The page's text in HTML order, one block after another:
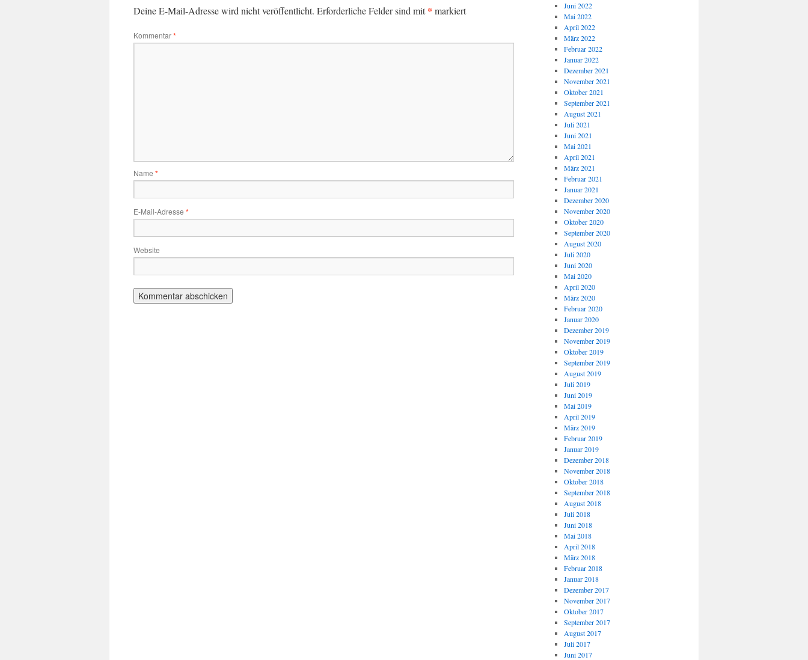
Deine E-Mail-Adresse wird nicht veröffentlicht. Erforderliche Felder sind mit* markiert
Kommentar*
Name *
E-Mail-Adresse *
Website
Juni 2022
Mai 2022
April 2022
März 2022
Februar 2022
Januar 2022
Dezember 2021
November 2021
Oktober 2021
September 2021
August 2021
Juli 2021
Juni 2021
Mai 2021
April 2021
März 2021
Februar 2021
Januar 2021
Dezember 2020
November 2020
Oktober 2020
September 2020
August 2020
Juli 2020
Juni 2020
Mai 2020
April 2020
März 2020
Februar 2020
Januar 2020
Dezember 2019
November 2019
Oktober 2019
September 2019
August 2019
Juli 2019
Juni 2019
Mai 2019
April 2019
März 2019
Februar 2019
Januar 2019
Dezember 2018
November 2018
Oktober 2018
September 2018
August 2018
Juli 2018
Juni 2018
Mai 2018
April 2018
März 2018
Februar 2018
Januar 2018
Dezember 2017
November 2017
Oktober 2017
September 2017
August 2017
Juli 2017
Juni 2017